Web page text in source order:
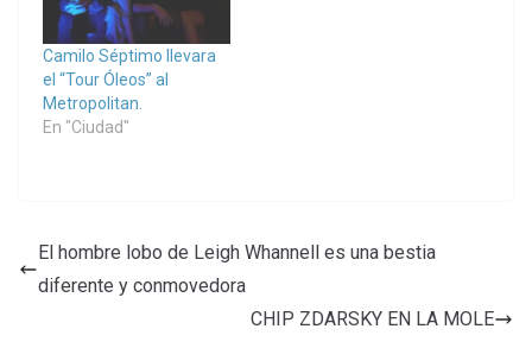
Camilo Séptimo llevara
el “Tour Óleos” al
Metropolitan.
En "Ciudad"
El hombre lobo de Leigh Whannell es una bestia
diferente y conmovedora
CHIP ZDARSKY EN LA MOLE